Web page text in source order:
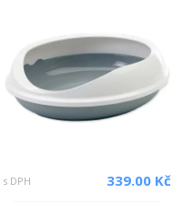
s DPH 339.00 Kč